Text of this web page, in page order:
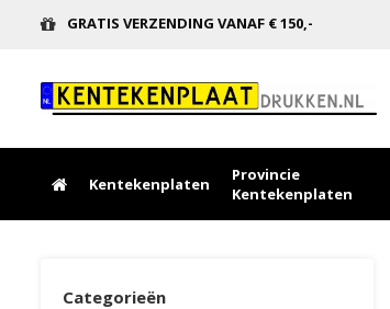
GRATIS VERZENDING VANAF € 150,-
Kentekenplaten
Provincie
Kentekenplaten
Categorieën